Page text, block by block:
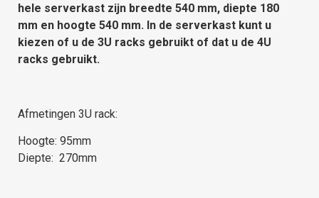
hele serverkast zijn breedte 540 mm, diepte 180
mm en hoogte 540 mm. In de serverkast kunt u
kiezen of u de 3U racks gebruikt of dat u de 4U
racks gebruikt.
Afmetingen 3U rack:
Hoogte: 95mm
Diepte: 270mm